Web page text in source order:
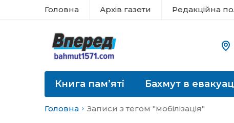
Головна Архів газети Редакційна
Книга пам’яті Бахмут в
Головна Записи з тегом "мобілізація"